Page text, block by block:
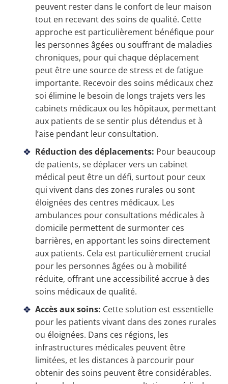
peuvent rester dans le confort de leur maison
tout en recevant des soins de qualité. Cette
approche est particulièrement bénéfique pour
les personnes âgées ou souffrant de maladies
chroniques, pour qui chaque déplacement
peut être une source de stress et de fatigue
importante. Recevoir des soins médicaux chez
soi élimine le besoin de longs trajets vers les
cabinets médicaux ou les hôpitaux, permettant
aux patients de se sentir plus détendus et à
l’aise pendant leur consultation.
Réduction des déplacements: Pour beaucoup
de patients, se déplacer vers un cabinet
médical peut être un défi, surtout pour ceux
qui vivent dans des zones rurales ou sont
éloignées des centres médicaux. Les
ambulances pour consultations médicales à
domicile permettent de surmonter ces
barrières, en apportant les soins directement
aux patients. Cela est particulièrement crucial
pour les personnes âgées ou à mobilité
réduite, offrant une accessibilité accrue à des
soins médicaux de qualité.
Accès aux soins: Cette solution est essentielle
pour les patients vivant dans des zones rurales
ou éloignées. Dans ces régions, les
infrastructures médicales peuvent être
limitées, et les distances à parcourir pour
obtenir des soins peuvent être considérables.